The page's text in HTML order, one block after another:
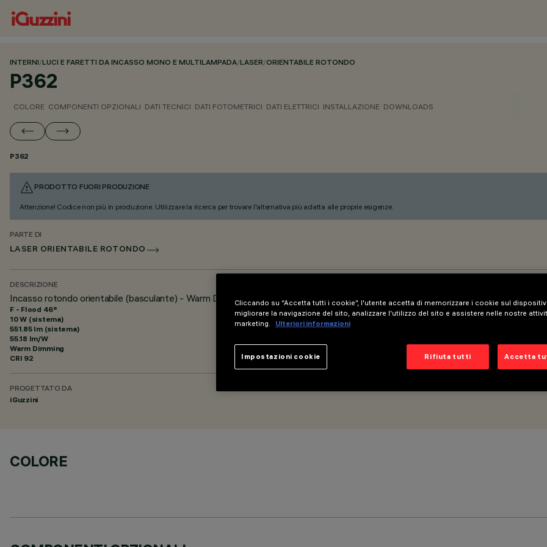
INTERNI/LUCI E FARETTI DA INCASSO MONO E MULTILAMPADA/LASER/ORIENTABILE ROTONDO
P362
COLORE COMPONENTI OPZIONALI DATI TECNICI DATI FOTOMETRICI DATI ELETTRICI INSTALLAZIONE DOWNLOADS
P362
PRODOTTO FUORI PRODUZIONE
Attenzione! Codice non più in produzione. Utilizzare la ricerca per trovare l'alternativa più adatta alle proprie esigenze.
PARTE DI
LASER ORIENTABILE ROTONDO
DESCRIZIONE
Incasso rotondo orientabile (basculante) - Warm Dimming - wide flood
F - Flood 46°
10 W (sistema)
551.85 lm (sistema)
55.18 lm/W
Warm Dimming
CRI 92
PROGETTATO DA
iGuzzini
COLORE
Cliccando su “Accetta tutti i cookie”, l'utente accetta di memorizzare i cookie sul
migliorare la navigazione del sito, analizzare l'utilizzo del sito e assistere nelle nostre
marketing.
Ulteriori informazioni
Rifiuta tutti Accetta
Impostazioni cookie